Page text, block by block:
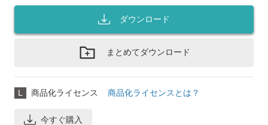
ダウンロード
まとめてダウンロード
L 商品化ライセンス 商品化ライセンスとは？
今すぐ購入